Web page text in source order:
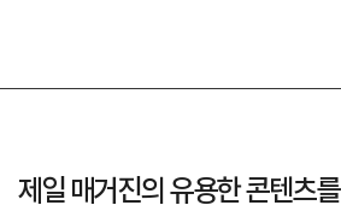
제일 매거진의 유용한 콘텐츠를